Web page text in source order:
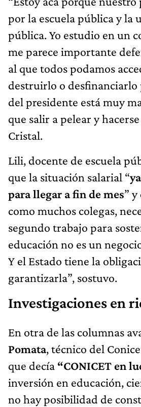
por la escuela pública y la
pública. Yo estudio en un
me parece importante
al que todos podamos
destruirlo o
del presidente está muy
que salir a pelear y
Cristal.
Lili, docente de escuela
que la situación salarial “
para llegar a fin de mes”
como muchos colegas,
segundo trabajo para
educación no es un
Y el Estado tiene la
garantizarla”, sostuvo.
Investigaciones en
En otra de las columnas
Pomata, técnico del
que decía “CONICET en
inversión en educación,
no hay posibilidad de